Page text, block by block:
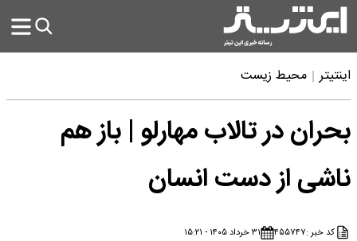
اینتیتر محیط زیست
بحران در تالاب مهارلو | باز هم
ناشی از دست انسان
کد خبر :۴۵۵۷۴۷ ۳۱ خرداد ۱۴۰۵ - ۱۵:۲۱